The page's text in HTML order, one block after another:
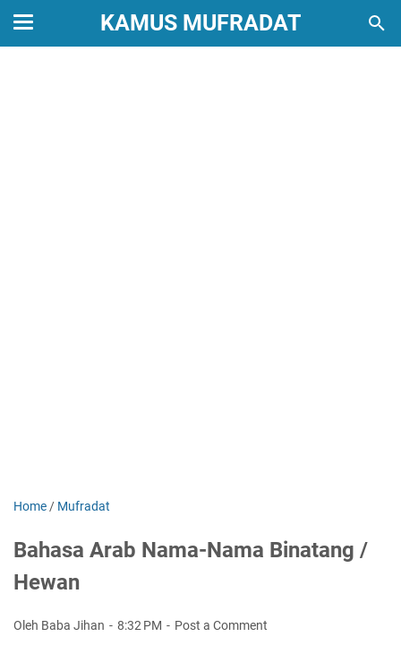
KAMUS MUFRADAT
Home / Mufradat
Bahasa Arab Nama-Nama Binatang /
Hewan
Oleh Baba Jihan 8:32 PM Post a Comment